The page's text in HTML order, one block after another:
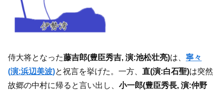
侍大将となった藤吉郎(豊臣秀吉, 演:池松壮亮)は、 寧々
(演:浜辺美波)と祝言を挙げた。一方、 直(演:白石聖)は突然
故郷の中村に帰ると言い出し、 小一郎(豊臣秀長, 演:仲野